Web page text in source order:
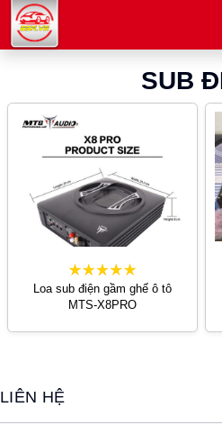
menu
SUB
Loa sub điện gầm ghế ô tô
MTS-X8PRO
LIÊN HỆ